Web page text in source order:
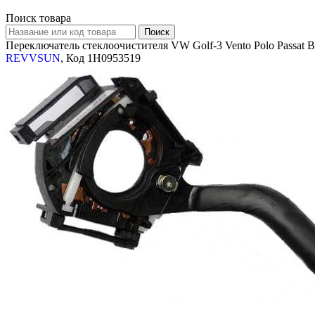
Поиск товара
Переключатель стеклоочистителя VW Golf-3 Vento Polo Passat
REVVSUN, Код 1H0953519